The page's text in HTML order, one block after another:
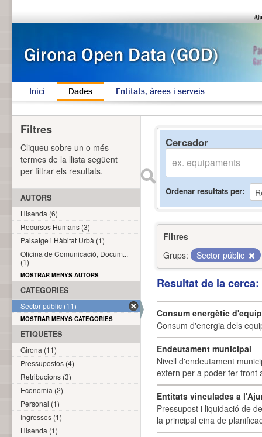
Inici Dades Entitats, àrees i serveis
Cercador
Ordenar resultats per
Filtres
Grups:
Sector públic
Resultat de la
Consum energètic
Consum d'energia dels
Endeutament municipal
Nivell d'endeutament
extern per a poder fer front
Entitats vinculades a
Pressupost i liquidació de
la principal eina de
Filtres
Cliqueu sobre un o més
termes de la llista següent
per filtrar els resultats.
AUTORS
Hisenda (6)
Recursos Humans (3)
Paisatge i Hàbitat Urbà (1)
Oficina de Comunicació, Docum...
(1)
MOSTRAR MENYS AUTORS
CATEGORIES
Sector públic (11)
MOSTRAR MENYS CATEGORIES
ETIQUETES
Girona (11)
Pressupostos (4)
Retribucions (3)
Economia (2)
Personal (1)
Ingressos (1)
Hisenda (1)